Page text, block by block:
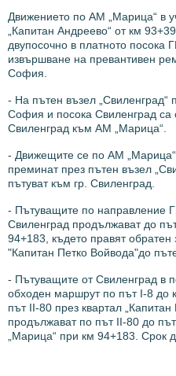
Движението по АМ „Марица“ в
„Капитан Андреево“ от км
двупосочно в платното посока
извършване на превантивен
София.
- На пътен възел „Свиленград“
София и посока Свиленград са
Свиленград към АМ „Марица“.
- Движещите се по АМ
преминат през пътен възел
пътуват към гр. Свиленград.
- Пътуващите по направление
Свиленград продължават до
94+183, където правят
"Капитан Петко Войвода"до
- Пътуващите от Свиленград в
обходен маршрут по път I-8 до
път II-80 през квартал
продължават по път II-80 до
„Марица“ при км 94+183. Срок